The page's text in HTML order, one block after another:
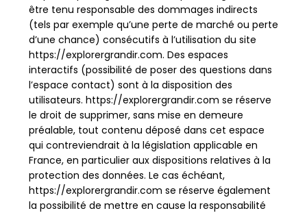
être tenu responsable des dommages indirects
(tels par exemple qu’une perte de marché ou perte
d’une chance) consécutifs à l’utilisation du site
https://explorergrandir.com. Des espaces
interactifs (possibilité de poser des questions dans
l’espace contact) sont à la disposition des
utilisateurs. https://explorergrandir.com se réserve
le droit de supprimer, sans mise en demeure
préalable, tout contenu déposé dans cet espace
qui contreviendrait à la législation applicable en
France, en particulier aux dispositions relatives à la
protection des données. Le cas échéant,
https://explorergrandir.com se réserve également
la possibilité de mettre en cause la responsabilité